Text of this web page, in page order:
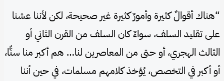
“هناك أقوالٌ كثيرة وأمورٌ كثيرة غير صحيحة، لكن لأننا عشنا
على تقليد السلف، سواءٌ كان السلف من القرن الثاني أو
الثالث الهجري، أو حتى من المعاصرين لنا… هم أكبر منا سنًّا،
أو أكبر في التخصص، يُؤخذ كلامهم مسلمات، في حين أننا